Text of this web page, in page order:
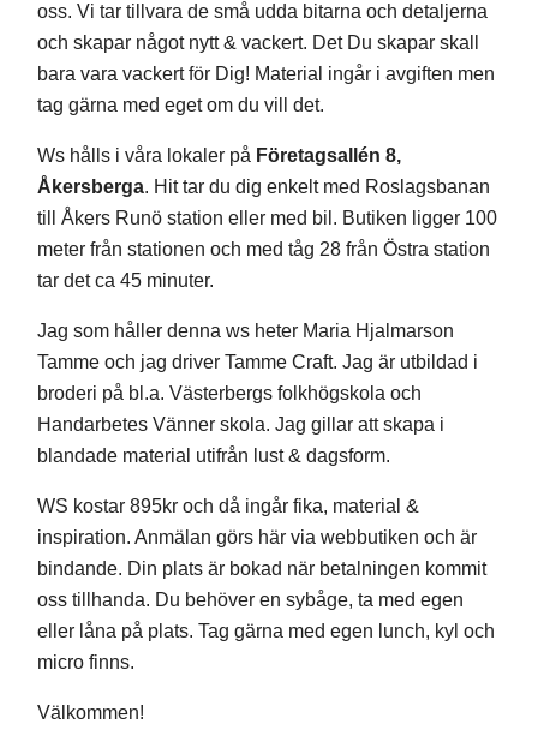
oss. Vi tar tillvara de små udda bitarna och detaljerna
och skapar något nytt & vackert. Det Du skapar skall
bara vara vackert för Dig! Material ingår i avgiften men
tag gärna med eget om du vill det.
Ws hålls i våra lokaler på Företagsallén 8,
Åkersberga. Hit tar du dig enkelt med Roslagsbanan
till Åkers Runö station eller med bil. Butiken ligger 100
meter från stationen och med tåg 28 från Östra station
tar det ca 45 minuter.
Jag som håller denna ws heter Maria Hjalmarson
Tamme och jag driver Tamme Craft. Jag är utbildad i
broderi på bl.a. Västerbergs folkhögskola och
Handarbetes Vänner skola. Jag gillar att skapa i
blandade material utifrån lust & dagsform.
WS kostar 895kr och då ingår fika, material &
inspiration. Anmälan görs här via webbutiken och är
bindande. Din plats är bokad när betalningen kommit
oss tillhanda. Du behöver en sybåge, ta med egen
eller låna på plats. Tag gärna med egen lunch, kyl och
micro finns.
Välkommen!